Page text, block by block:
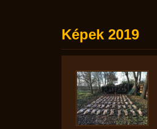
Képek 2019